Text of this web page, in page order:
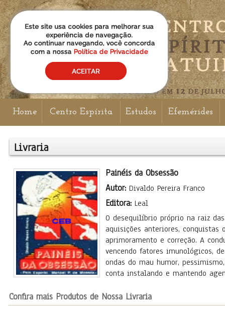
Home Centro Espírita Estudos Efemérides
Livraria
Painéis da Obsessão
Autor: Divaldo Pereira Franco
Editora: Leal
O desequilíbrio próprio na raiz
aquisições anteriores, conquistas
aprimoramento e correção. A
vencendo fatores imunológicos,
ondas do mau humor,
conta instalando e mantendo
Confira mais Produtos de Nossa Livraria